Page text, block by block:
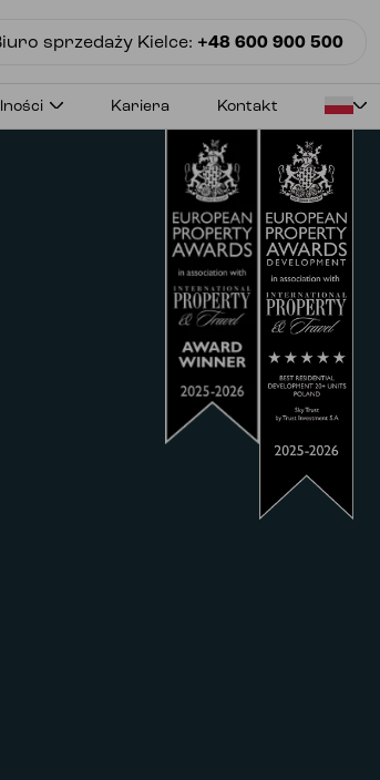
sprzedaży Kielce: +48 600 900 500
Kariera Kontakt
Światowe wnętrza Galeria Garaże Kontakt